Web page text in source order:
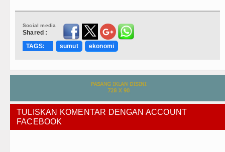
Social media
Shared :
TAGS:
sumut ekonomi
TULISKAN KOMENTAR DENGAN ACCOUNT
FACEBOOK